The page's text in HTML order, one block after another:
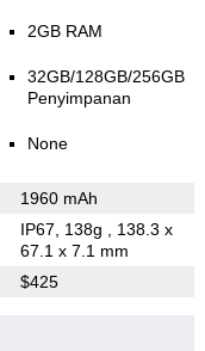
2GB RAM
32GB/128GB/256GB
Penyimpanan
None
1960 mAh
IP67, 138g
, 138.3 x
67.1 x 7.1 mm
$425